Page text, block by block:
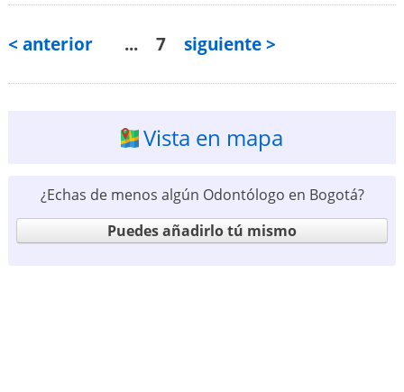
< anterior ... 7 siguiente >
Vista en mapa
¿Echas de menos algún Odontólogo en Bogotá?
Puedes añadirlo tú mismo